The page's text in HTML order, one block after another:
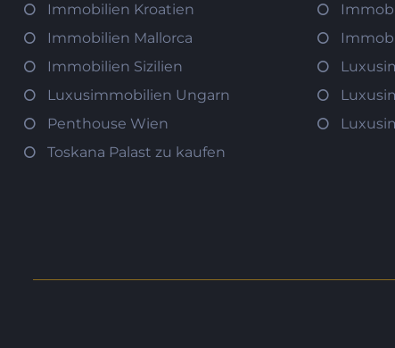
Immobilien Kroatien
Immobilien Mallorca
Immobilien Sizilien
Luxusimmobilien Ungarn
Penthouse Wien
Toskana Palast zu kaufen